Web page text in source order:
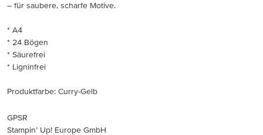
– für saubere, scharfe Motive.
* A4
* 24 Bögen
* Säurefrei
* Ligninfrei
Produktfarbe: Curry-Gelb
GPSR
Stampin’ Up! Europe GmbH